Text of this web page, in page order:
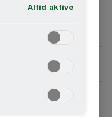
Altid aktive